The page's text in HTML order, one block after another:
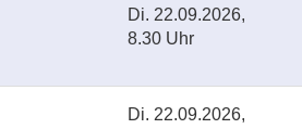
Di. 22.09.2026,
8.30 Uhr
Di. 22.09.2026,